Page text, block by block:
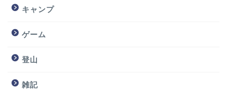
キャンプ
ゲーム
登山
雑記